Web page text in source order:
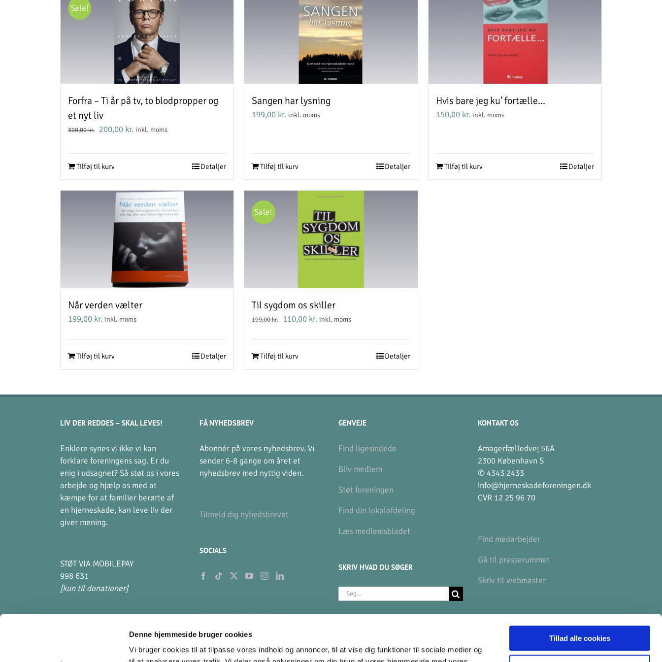
Denne hjemmeside bruger cookies
Vi bruger cookies til at tilpasse vores indhold og annoncer, til at vise dig funktioner til sociale medier og
Tillad alle cookies
Sale!
Forfra – Ti år på tv, to blodpropper og
et nyt liv
300,00kr.
Den
var:
200,00 kr. Den
inkl. moms
Tilføj til kurv Detaljer
Sangen har lysning
199,00 kr. inkl. moms
Tilføj til kurv Detaljer
Hvis bare jeg ku’ fortælle…
150,00 kr. inkl. moms
Tilføj til kurv Detaljer
Når verden vælter
199,00 kr. inkl. moms
Tilføj til kurv Detaljer
Sale!
Til sygdom os skiller
199,00kr.
Den
var:
110,00 kr. Den
inkl. moms
Tilføj til kurv Detaljer
LIV DER REDDES – SKAL LEVES!
Enklere synes vi ikke vi kan
forklare foreningens sag. Er du
enig i udsagnet? Så støt os i vores
arbejde og hjælp os med at
kæmpe for at familier berørte af
en hjerneskade, kan leve liv der
giver mening.
STØT VIA MOBILEPAY
998 631
[kun til donationer]
FÅ NYHEDSBREV
Abonnér på vores nyhedsbrev. Vi
sender 6-8 gange om året et
nyhedsbrev med nyttig viden.
Tilmeld dig nyhedsbrevet
SOCIALS
PERSONDATAPOLITIK
Hvad gør vi med dine data?
GENVEJE
Find ligesindede
Bliv medlem
Støt foreningen
Find din lokalafdeling
Læs medlemsbladet
SKRIV HVAD DU SØGER
Søg
359 585
KONTAKT OS
Amagerfælledvej 56A
2300 København S
✆ 4343 2433
info@hjerneskadeforeningen.dk
CVR 12 25 96 70
Find medarbejder
Gå til presserummet
Skriv til webmaster
BANKOPLYSNINGER
Arbejdernes Landsbank